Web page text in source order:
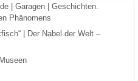
| Garagen | Geschichten.
Phänomens
| Der Nabel der Welt –